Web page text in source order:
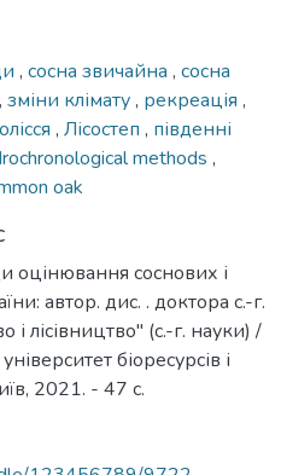
, сосна звичайна , сосна
, зміни клімату, рекреація ,
, Лісостеп , південні
methods ,
oak
оцінювання соснових і
автор. дис. . доктора с.-г.
і лісівництво" (с.-г. науки) /
біоресурсів і
2021. - 47 с.